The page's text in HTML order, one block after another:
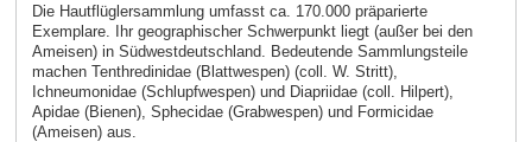
Die Hautflüglersammlung umfasst ca. 170.000 präparierte
Exemplare. Ihr geographischer Schwerpunkt liegt (außer bei den
Ameisen) in Südwestdeutschland. Bedeutende Sammlungsteile
machen Tenthredinidae (Blattwespen) (coll. W. Stritt),
Ichneumonidae (Schlupfwespen) und Diapriidae (coll. Hilpert),
Apidae (Bienen), Sphecidae (Grabwespen) und Formicidae
(Ameisen) aus.